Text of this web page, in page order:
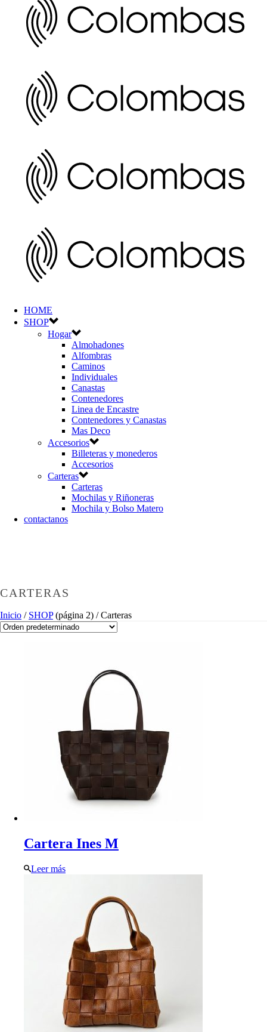
HOME
SHOP
Hogar
Almohadones
Alfombras
Caminos
Individuales
Canastas
Contenedores
Linea de Encastre
Contenedores y Canastas
Mas Deco
Accesorios
Billeteras y monederos
Accesorios
Carteras
Carteras
Mochilas y Riñoneras
Mochila y Bolso Matero
contactanos
CARTERAS
Inicio / SHOP(página 2) /Carteras
Cartera Ines M
Leer más